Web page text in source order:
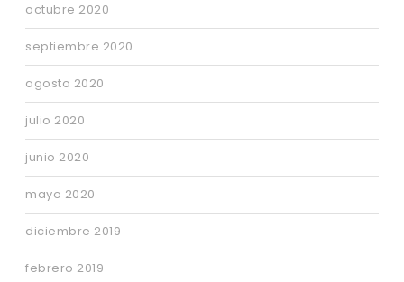
octubre 2020
septiembre 2020
agosto 2020
julio 2020
junio 2020
mayo 2020
diciembre 2019
febrero 2019